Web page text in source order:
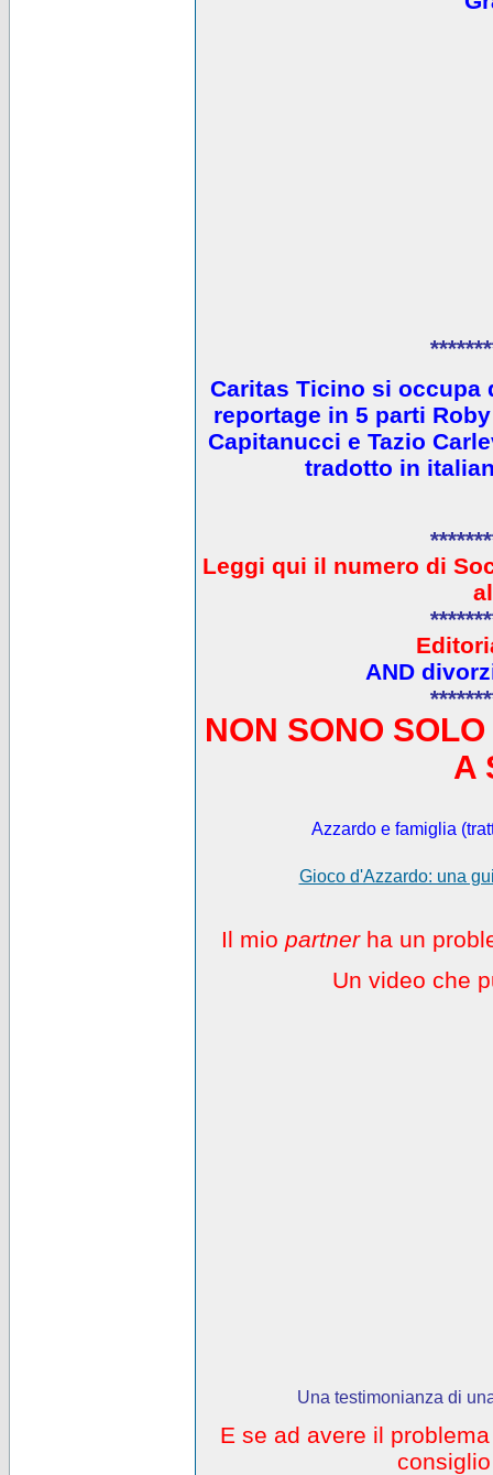
Caritas Ticino si occupa
reportage in 5 parti
Capitanucci e Tazio
tradotto in
Leggi qui il numero di
AND
NON SONO
A
Azzardo e famiglia
Gioco d'Azzardo: una
Il mio partnerha un
Un video che
Una testimonianza di
E se ad avere il